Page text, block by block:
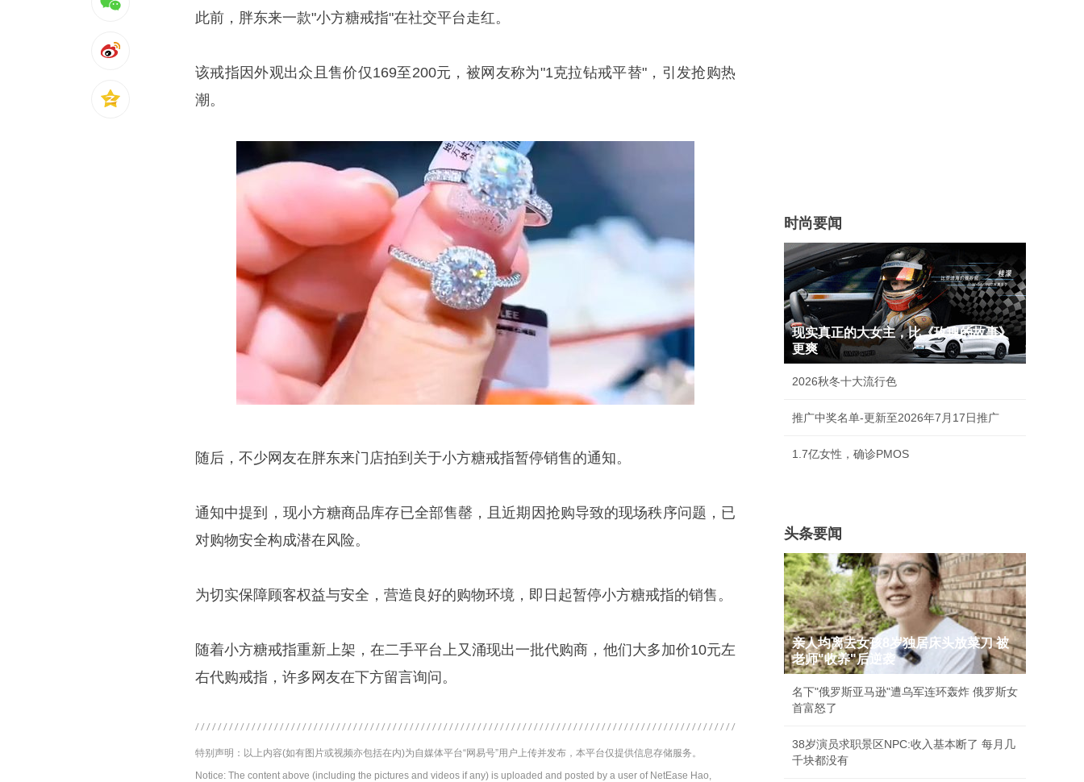
此前，胖东来一款"小方糖戒指"在社交平台走红。
该戒指因外观出众且售价仅169至200元，被网友称为"1克拉钻戒平替"，引发抢购热
潮。
随后，不少网友在胖东来门店拍到关于小方糖戒指暂停销售的通知。
通知中提到，现小方糖商品库存已全部售罄，且近期因抢购导致的现场秩序问题，已
对购物安全构成潜在风险。
为切实保障顾客权益与安全，营造良好的购物环境，即日起暂停小方糖戒指的销售。
随着小方糖戒指重新上架，在二手平台上又涌现出一批代购商，他们大多加价10元左
右代购戒指，许多网友在下方留言询问。
特别声明：以上内容(如有图片或视频亦包括在内)为自媒体平台“网易号”用户上传并发布，本平台仅提供信息存储服务。
Notice: The content above (including the pictures and videos if any) is uploaded and posted by a user of NetEase Hao,
时尚要闻
现实真正的大女主，比《玫瑰的故事》
更爽
2026秋冬十大流行色
推广中奖名单-更新至2026年7月17日推广
1.7亿女性，确诊PMOS
头条要闻
亲人均离去女孩8岁独居床头放菜刀 被
老师"收养"后逆袭
名下"俄罗斯亚马逊"遭乌军连环轰炸 俄罗斯女
首富怒了
38岁演员求职景区NPC:收入基本断了 每月几
千块都没有